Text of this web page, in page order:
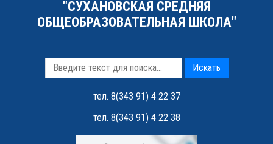
"СУХАНОВСКАЯ СРЕДНЯЯ
ОБЩЕОБРАЗОВАТЕЛЬНАЯ ШКОЛА"
Искать
тел. 8(343 91) 4 22 37
тел. 8(343 91) 4 22 38